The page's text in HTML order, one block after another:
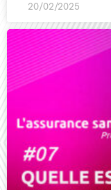
20/02/2025